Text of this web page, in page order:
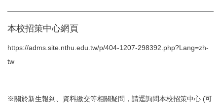
本校招策中心網頁
https://adms.site.nthu.edu.tw/p/404-1207-298392.php?Lang=zh-
tw
※關於新生報到、資料繳交等相關疑問，請逕詢問本校招策中心 (可